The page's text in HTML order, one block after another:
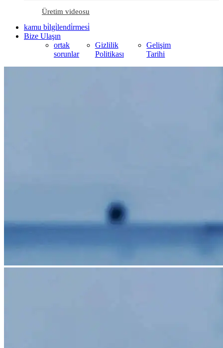
Üretim videosu
kamu bi̇lgi̇lendi̇rmesi̇
Bize Ulaşın
ortak
sorunlar
Gizlilik
Politikası
Gelişim
Tarihi